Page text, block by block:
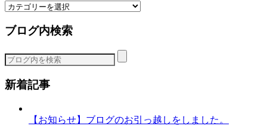
カ
ゴ
ー
ブログ内検索
新着記事
【お知らせ】ブログのお引っ越しをしました。